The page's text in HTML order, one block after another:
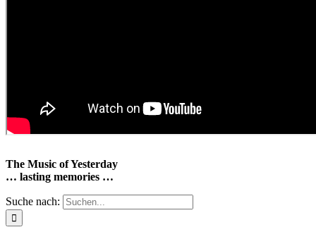
The Music of Yesterday
… lasting memories …
Suche nach: